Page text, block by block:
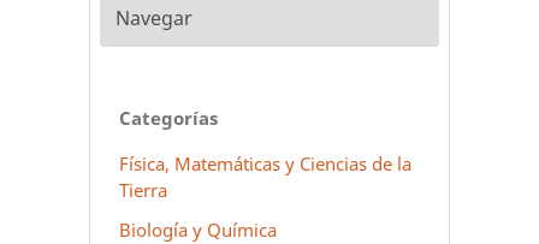
Navegar
Categorías
Física, Matemáticas y Ciencias de la
Tierra
Biología y Química